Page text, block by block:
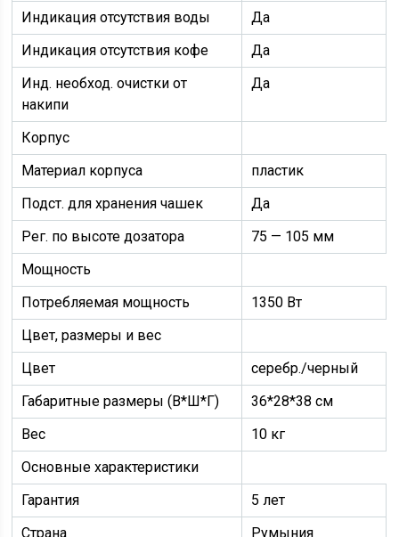
Индикация отсутствия воды
Да
Индикация отсутствия кофе
Да
Инд. необход. очистки от
накипи
Да
Корпус
Материал корпуса
пластик
Подст. для хранения чашек
Да
Рег. по высоте дозатора
75 — 105 мм
Мощность
Потребляемая мощность
1350 Вт
Цвет, размеры и вес
Цвет
серебр./черный
Габаритные размеры (В*Ш*Г)
36*28*38 см
Вес
10 кг
Основные характеристики
Гарантия
5 лет
Страна
Румыния